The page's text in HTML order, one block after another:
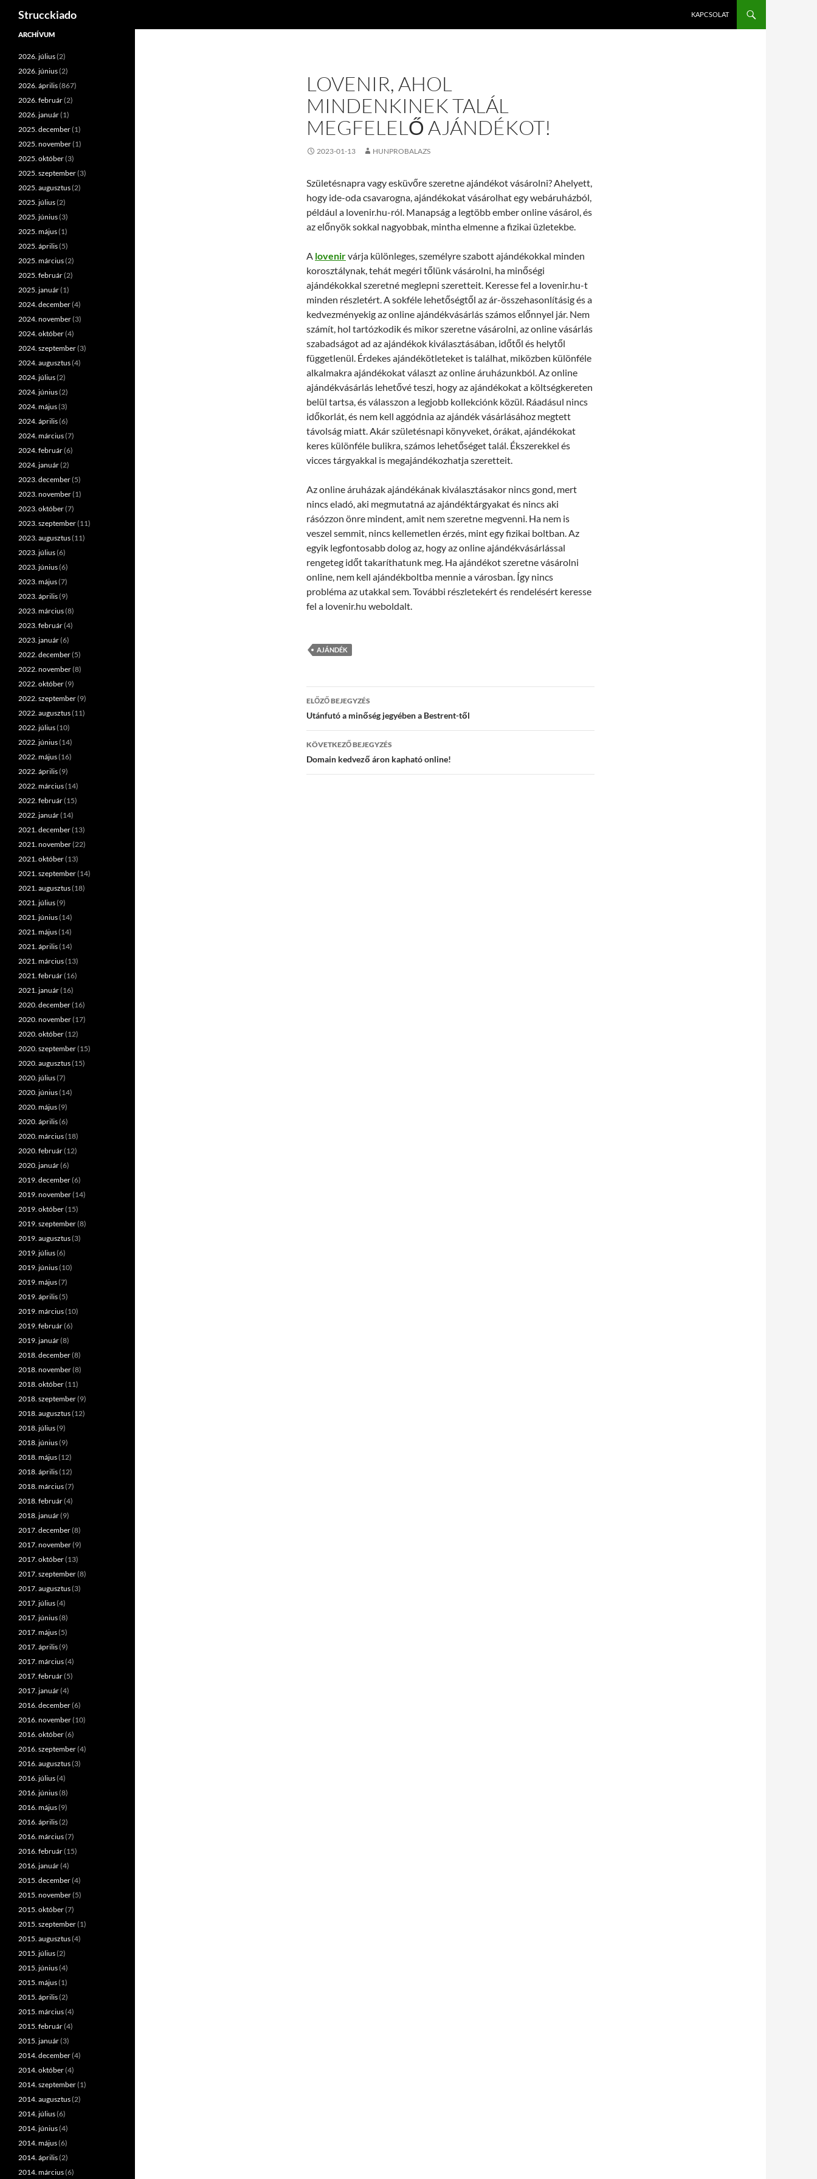
Tartalomhoz
Strucckiado KAPCSOLAT
LOVENIR, AHOL
MINDENKINEK TALÁL
MEGFELELŐ AJÁNDÉKOT!
2023-01-13 HUNPROBALAZS
Születésnapra vagy esküvőre szeretne ajándékot vásárolni? Ahelyett,
hogy ide-oda csavarogna, ajándékokat vásárolhat egy webáruházból,
például a lovenir.hu-ról. Manapság a legtöbb ember online vásárol, és
az előnyök sokkal nagyobbak, mintha elmenne a fizikai üzletekbe.
A lovenirvárja különleges, személyre szabott ajándékokkal minden
korosztálynak, tehát megéri tőlünk vásárolni, ha minőségi
ajándékokkal szeretné meglepni szeretteit. Keresse fel a lovenir.hu-t
minden részletért. A sokféle lehetőségtől az ár-összehasonlításig és a
kedvezményekig az online ajándékvásárlás számos előnnyel jár. Nem
számít, hol tartózkodik és mikor szeretne vásárolni, az online vásárlás
szabadságot ad az ajándékok kiválasztásában, időtől és helytől
függetlenül. Érdekes ajándékötleteket is találhat, miközben különféle
alkalmakra ajándékokat választ az online áruházunkból. Az online
ajándékvásárlás lehetővé teszi, hogy az ajándékokat a költségkereten
belül tartsa, és válasszon a legjobb kollekciónk közül. Ráadásul nincs
időkorlát, és nem kell aggódnia az ajándék vásárlásához megtett
távolság miatt. Akár születésnapi könyveket, órákat, ajándékokat
keres különféle bulikra, számos lehetőséget talál. Ékszerekkel és
vicces tárgyakkal is megajándékozhatja szeretteit.
Az online áruházak ajándékának kiválasztásakor nincs gond, mert
nincs eladó, aki megmutatná az ajándéktárgyakat és nincs aki
rásózzon önre mindent, amit nem szeretne megvenni. Ha nem is
veszel semmit, nincs kellemetlen érzés, mint egy fizikai boltban. Az
egyik legfontosabb dolog az, hogy az online ajándékvásárlással
rengeteg időt takaríthatunk meg. Ha ajándékot szeretne vásárolni
online, nem kell ajándékboltba mennie a városban. Így nincs
probléma az utakkal sem. További részletekért és rendelésért keresse
fel a lovenir.hu weboldalt.
AJÁNDÉK
Bejegyzések
navigációja
ELŐZŐ BEJEGYZÉS
Utánfutó a minőség jegyében a Bestrent-től
KÖVETKEZŐ BEJEGYZÉS
Domain kedvező áron kapható online!
ARCHÍVUM
2026. július(2)
2026. június(2)
2026. április(867)
2026. február(2)
2026. január(1)
2025. december(1)
2025. november(1)
2025. október(3)
2025. szeptember(3)
2025. augusztus(2)
2025. július(2)
2025. június(3)
2025. május(1)
2025. április(5)
2025. március(2)
2025. február(2)
2025. január(1)
2024. december(4)
2024. november(3)
2024. október(4)
2024. szeptember(3)
2024. augusztus(4)
2024. július(2)
2024. június(2)
2024. május(3)
2024. április(6)
2024. március(7)
2024. február(6)
2024. január(2)
2023. december(5)
2023. november(1)
2023. október(7)
2023. szeptember(11)
2023. augusztus(11)
2023. július(6)
2023. június(6)
2023. május(7)
2023. április(9)
2023. március(8)
2023. február(4)
2023. január(6)
2022. december(5)
2022. november(8)
2022. október(9)
2022. szeptember(9)
2022. augusztus(11)
2022. július(10)
2022. június(14)
2022. május(16)
2022. április(9)
2022. március(14)
2022. február(15)
2022. január(14)
2021. december(13)
2021. november(22)
2021. október(13)
2021. szeptember(14)
2021. augusztus(18)
2021. július(9)
2021. június(14)
2021. május(14)
2021. április(14)
2021. március(13)
2021. február(16)
2021. január(16)
2020. december(16)
2020. november(17)
2020. október(12)
2020. szeptember(15)
2020. augusztus(15)
2020. július(7)
2020. június(14)
2020. május(9)
2020. április(6)
2020. március(18)
2020. február(12)
2020. január(6)
2019. december(6)
2019. november(14)
2019. október(15)
2019. szeptember(8)
2019. augusztus(3)
2019. július(6)
2019. június(10)
2019. május(7)
2019. április(5)
2019. március(10)
2019. február(6)
2019. január(8)
2018. december(8)
2018. november(8)
2018. október(11)
2018. szeptember(9)
2018. augusztus(12)
2018. július(9)
2018. június(9)
2018. május(12)
2018. április(12)
2018. március(7)
2018. február(4)
2018. január(9)
2017. december(8)
2017. november(9)
2017. október(13)
2017. szeptember(8)
2017. augusztus(3)
2017. július(4)
2017. június(8)
2017. május(5)
2017. április(9)
2017. március(4)
2017. február(5)
2017. január(4)
2016. december(6)
2016. november(10)
2016. október(6)
2016. szeptember(4)
2016. augusztus(3)
2016. július(4)
2016. június(8)
2016. május(9)
2016. április(2)
2016. március(7)
2016. február(15)
2016. január(4)
2015. december(4)
2015. november(5)
2015. október(7)
2015. szeptember(1)
2015. augusztus(4)
2015. július(2)
2015. június(4)
2015. május(1)
2015. április(2)
2015. március(4)
2015. február(4)
2015. január(3)
2014. december(4)
2014. október(4)
2014. szeptember(1)
2014. augusztus(2)
2014. július(6)
2014. június(4)
2014. május(6)
2014. április(2)
2014. március(6)